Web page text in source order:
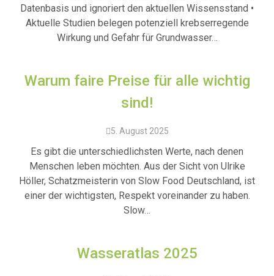
Datenbasis und ignoriert den aktuellen Wissensstand •
Aktuelle Studien belegen potenziell krebserregende
Wirkung und Gefahr für Grundwasser…
Warum faire Preise für alle wichtig
sind!
5. August 2025
Es gibt die unterschiedlichsten Werte, nach denen
Menschen leben möchten. Aus der Sicht von Ulrike
Höller, Schatzmeisterin von Slow Food Deutschland, ist
einer der wichtigsten, Respekt voreinander zu haben.
Slow…
Wasseratlas 2025